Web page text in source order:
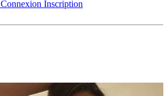
Connexion Inscription